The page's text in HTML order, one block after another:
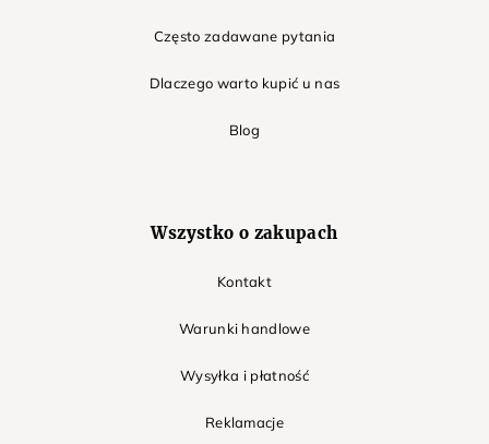
Często zadawane pytania
Dlaczego warto kupić u nas
Blog
Wszystko o zakupach
Kontakt
Warunki handlowe
Wysyłka i płatność
Reklamacje